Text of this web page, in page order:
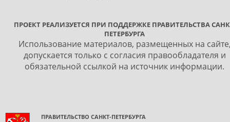
ПРОЕКТ РЕАЛИЗУЕТСЯ ПРИ ПОДДЕРЖКЕ ПРАВИТЕЛЬСТВА
ПЕТЕРБУРГА
Использование материалов, размещенных на
допускается только с согласия правообладателя и
обязательной ссылкой на источник информации.
ПРАВИТЕЛЬСТВО САНКТ-ПЕТЕРБУРГА